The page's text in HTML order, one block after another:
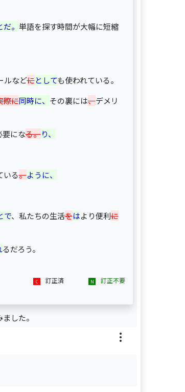
。 単語を探す時間が大幅に短縮
ルなどにとしても使われている。
際に同時に、 その裏には、デメリ
要になる。り、
いる。ように、
で、私たちの生活をはより便利に
るだろう。
訂正済 訂正不要
した。